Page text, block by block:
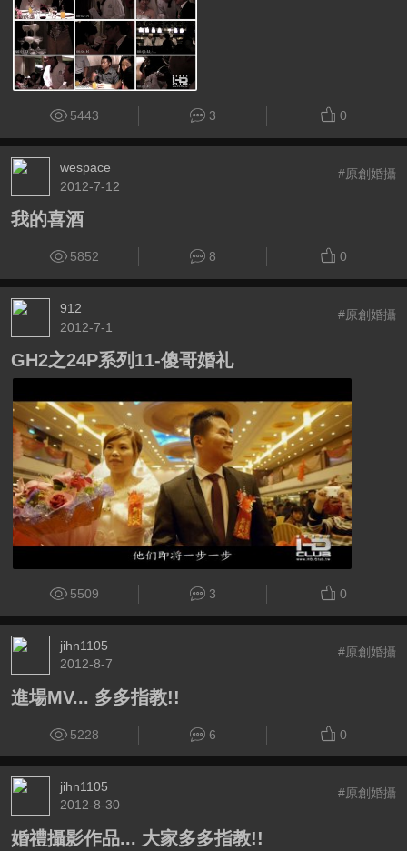
5443 3 0
wespace
2012-7-12
#原創婚攝
我的喜酒
5852 8 0
912
2012-7-1
#原創婚攝
GH2之24P系列11-傻哥婚礼
5509 3 0
jihn1105
2012-8-7
#原創婚攝
進場MV... 多多指教!!
5228 6 0
jihn1105
2012-8-30
#原創婚攝
婚禮攝影作品... 大家多多指教!!